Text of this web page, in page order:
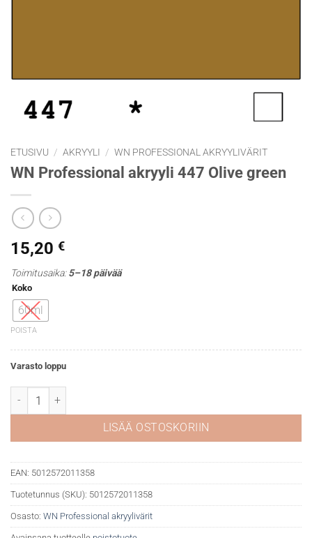
ETUSIVU / AKRYYLI / WN PROFESSIONAL AKRYYLIVÄRIT
WN Professional akryyli 447 Olive green
15,20 €
Toimitusaika:5–18 päivää
Koko
60ml
POISTA
Varasto loppu
WN Professional akryyli 447 Olive green määrä
LISÄÄ OSTOSKORIIN
EAN: 5012572011358
Tuotetunnus (SKU): 5012572011358
Osasto: WN Professional akryylivärit